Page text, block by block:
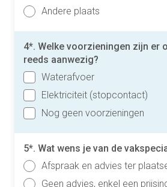
Andere plaats
4*. Welke voorzieningen zijn er
reeds aanwezig?
Waterafvoer
Elektriciteit (stopcontact)
Nog geen voorzieningen
5*. Wat wens je van de
Afspraak en advies ter
Geen advies, enkel een